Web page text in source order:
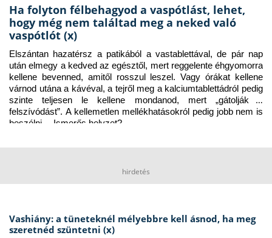
Ha folyton félbehagyod a vaspótlást, lehet,
hogy még nem találtad meg a neked való
vaspótlót (x)
Elszántan hazatérsz a patikából a vastablettával, de pár nap
után elmegy a kedved az egésztől, mert reggelente éhgyomorra
kellene bevenned, amitől rosszul leszel. Vagy órákat kellene
várnod utána a kávéval, a tejről meg a kalciumtablettádról pedig
szinte teljesen le kellene mondanod, mert „gátolják a
felszívódást”. A kellemetlen mellékhatásokról pedig jobb nem is
beszélni… Ismerős helyzet?
hirdetés
Vashiány: a tüneteknél mélyebbre kell ásnod, ha meg
szeretnéd szüntetni (x)